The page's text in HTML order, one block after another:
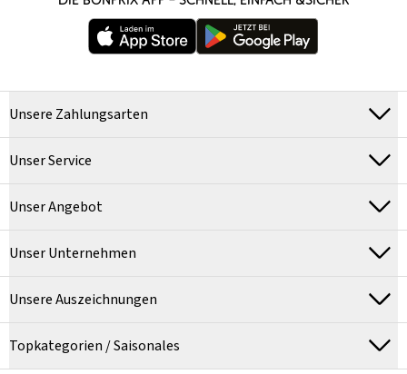
Unsere Zahlungsarten
Unser Service
Unser Angebot
Unser Unternehmen
Unsere Auszeichnungen
Topkategorien / Saisonales